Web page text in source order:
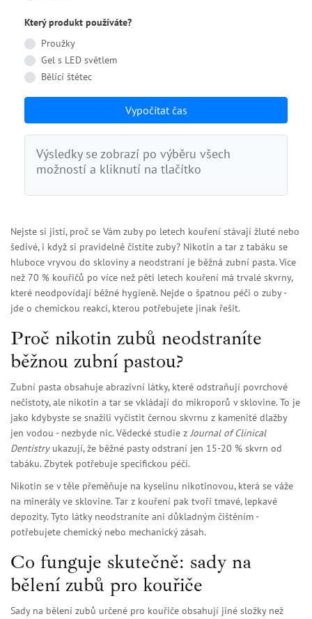
Který produkt používáte?
Proužky
Gel s LED světlem
Bělící štětec
Vypočítat čas
Výsledky se zobrazí po výběru všech
možností a kliknutí na tlačítko
Nejste si jistí, proč se Vám zuby po letech kouření stávají žluté nebo
šedivé, i když si pravidelně čistíte zuby? Nikotin a tar z tabáku se
hluboce vryvou do skloviny a neodstraní je běžná zubní pasta. Více
než 70 % kouřičů po více než pěti letech kouření má trvalé skvrny,
které neodpovídají běžné hygieně. Nejde o špatnou péči o zuby -
jde o chemickou reakci, kterou potřebujete jinak řešit.
Proč nikotin zubů neodstraníte
běžnou zubní pastou?
Zubní pasta obsahuje abrazivní látky, které odstraňují povrchové
nečistoty, ale nikotin a tar se vkládají do mikroporů v sklovine. To je
jako kdybyste se snažili vyčistit černou skvrnu z kamenité dlažby
jen vodou - nezbyde nic. Vědecké studie zJournal of Clinical
Dentistryukazují, že běžné pasty odstraní jen 15-20 % skvrn od
tabáku. Zbytek potřebuje specifickou péči.
Nikotin se v těle přeměňuje na kyselinu nikotinovou, která se váže
na minerály ve sklovine. Tar z kouření pak tvoří tmavé, lepkavé
depozity. Tyto látky neodstraníte ani důkladným čištěním -
potřebujete chemický nebo mechanický zásah.
Co funguje skutečně: sady na
bělení zubů pro kouřiče
Sady na bělení zubů určené pro kouřiče obsahují jiné složky než